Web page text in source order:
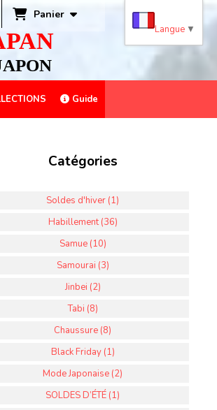
Panier
Guide
Catégories
Soldes d'hiver (1)
Habillement (36)
Samue (10)
Samourai (3)
Jinbei (2)
Tabi (8)
Chaussure (8)
Black Friday (1)
Mode Japonaise (2)
SOLDES D’ÉTÉ (1)
Langue ▼